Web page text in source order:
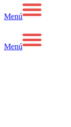
Menú
Menú